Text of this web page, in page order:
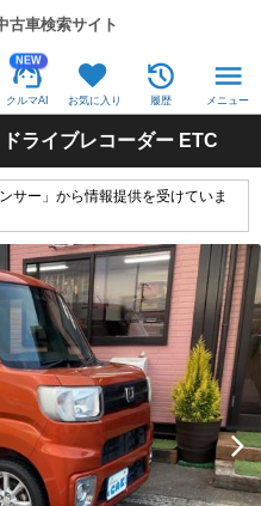
古車検索サイト
NEW
クルマAI お気に入り 履歴 メニュー
ライブレコーダー ETC
サー」から情報提供を受けていま